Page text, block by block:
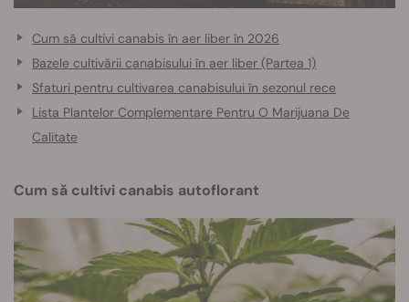
Cum să cultivi canabis în aer liber în 2026
Bazele cultivării canabisului în aer liber (Partea 1)
Sfaturi pentru cultivarea canabisului în sezonul rece
Lista Plantelor Complementare Pentru O Marijuana De
Calitate
Cum să cultivi canabis autoflorant